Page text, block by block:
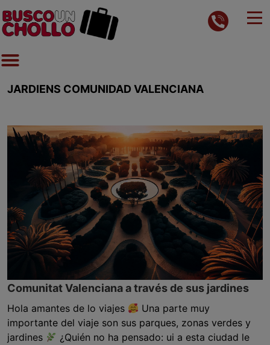
JARDIENS COMUNIDAD VALENCIANA
Comunitat Valenciana a través de sus jardines
Hola amantes de lo viajes
Una parte muy
importante del viaje son sus parques, zonas verdes y
jardines
¿Quién no ha pensado: ui a esta ciudad le